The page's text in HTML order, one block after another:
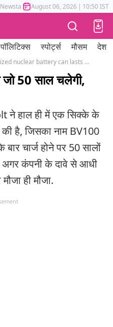
Newstak Mumbai Tak Astrotak
August 06, 2026 | 10:50 IST
पॉलिटिक्स स्पोर्ट्स मौसम देश
This coin-sized nuclear battery can lasts upto 50 years
50 साल चलेगी,
ने हाल ही में एक सिक्के के
है, जिसका नाम BV100
बार चार्ज होने पर 50 सालों
कंपनी के दावे से आधी
ही मौजा.